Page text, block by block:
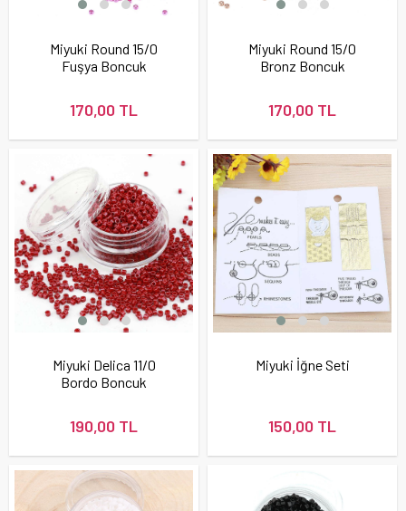
Miyuki Round 15/0
Fuşya Boncuk
170,00 TL
Miyuki Round 15/0
Bronz Boncuk
170,00 TL
Miyuki Delica 11/0
Bordo Boncuk
190,00 TL
Miyuki İğne Seti
150,00 TL